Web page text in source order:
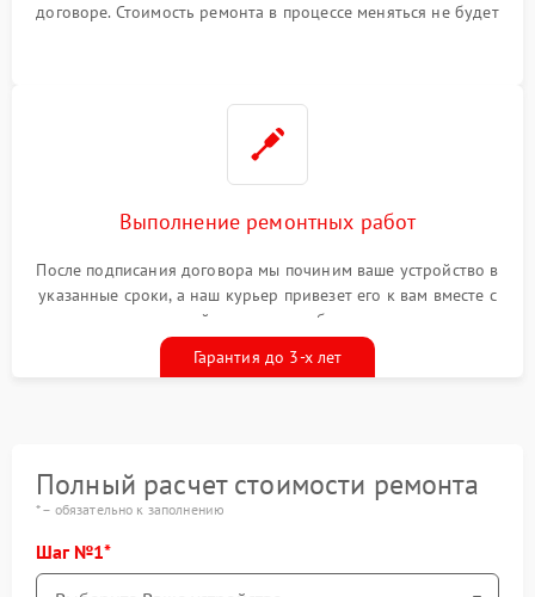
договоре. Стоимость ремонта в процессе меняться не будет
Выполнение ремонтных работ
После подписания договора мы починим ваше устройство в
указанные сроки, а наш курьер привезет его к вам вместе с
гарантийным талоном бесплатно
Гарантия до 3-х лет
Полный расчет стоимости ремонта
* – обязательно к заполнению
Шаг №1